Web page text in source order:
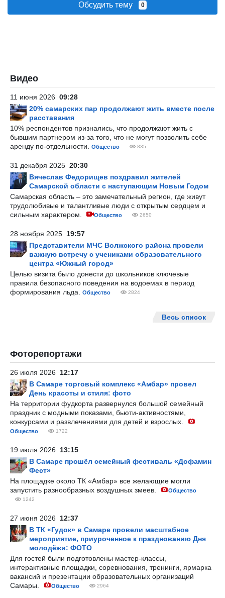
Обсудить тему 0
Видео
11 июня 2026 09:28
20% самарских пар продолжают жить вместе после
расставания
10% респондентов признались, что продолжают жить с
бывшим партнером из-за того, что не могут позволить себе
аренду по-отдельности.
Общество 835
31 декабря 2025 20:30
Вячеслав Федорищев поздравил жителей
Самарской области с наступающим Новым Годом
Самарская область – это замечательный регион, где живут
трудолюбивые и талантливые люди с открытым сердцем и
сильным характером.
Общество 2650
28 ноября 2025 19:57
Представители МЧС Волжского района провели
важную встречу с учениками образовательного
центра «Южный город»
Целью визита было донести до школьников ключевые
правила безопасного поведения на водоемах в период
формирования льда.
Общество 2824
Весь список
Фоторепортажи
26 июля 2026 12:17
В Самаре торговый комплекс «Амбар» провел
День красоты и стиля: фото
На территории фудкорта развернулся большой семейный
праздник с модными показами, бьюти-активностями,
конкурсами и развлечениями для детей и взрослых.
Общество 1722
19 июля 2026 13:15
В Самаре прошёл семейный фестиваль «Дофамин
Фест»
На площадке около ТК «Амбар» все желающие могли
запустить разнообразных воздушных змеев.
Общество
1242
27 июня 2026 12:37
В ТК «Гудок» в Самаре провели масштабное
мероприятие, приуроченное к празднованию Дня
молодёжи: ФОТО
Для гостей были подготовлены мастер-классы,
интерактивные площадки, соревнования, тренинги, ярмарка
вакансий и презентации образовательных организаций
Самары.
Общество 2964